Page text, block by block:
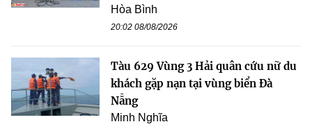
Hòa Bình
20:02 08/08/2026
Tàu 629 Vùng 3 Hải quân cứu nữ du
khách gặp nạn tại vùng biển Đà
Nẵng
Minh Nghĩa